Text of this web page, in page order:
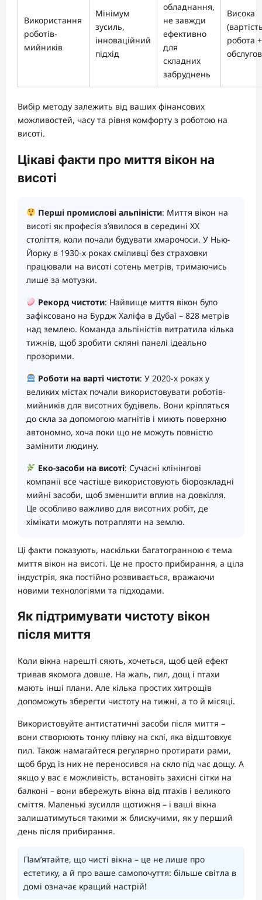
Використання
роботів-
мийників
Мінімум
зусиль,
інноваційний
підхід
обладнання,
не завжди
ефективно
для
складних
забруднень
Висока
робота +
Вибір методу залежить від ваших фінансових
можливостей, часу та рівня комфорту з роботою на
висоті.
Цікаві факти про миття вікон на
висоті
Перші промислові альпіністи: Миття вікон на
висоті як професія з’явилося в середині XX
століття, коли почали будувати хмарочоси. У Нью-
Йорку в 1930-х роках сміливці без страховки
працювали на висоті сотень метрів, тримаючись
лише за мотузки.
Рекорд чистоти: Найвище миття вікон було
зафіксовано на Бурдж Халіфа в Дубаї – 828 метрів
над землею. Команда альпіністів витратила кілька
тижнів, щоб зробити скляні панелі ідеально
прозорими.
Роботи на варті чистоти: У 2020-х роках у
великих містах почали використовувати роботів-
мийників для висотних будівель. Вони кріпляться
до скла за допомогою магнітів і миють поверхню
автономно, хоча поки що не можуть повністю
замінити людину.
Еко-засоби на висоті: Сучасні клінінгові
компанії все частіше використовують біорозкладні
мийні засоби, щоб зменшити вплив на довкілля.
Це особливо важливо для висотних робіт, де
хімікати можуть потрапляти на землю.
Ці факти показують, наскільки багатогранною є тема
миття вікон на висоті. Це не просто прибирання, а ціла
індустрія, яка постійно розвивається, вражаючи
новими технологіями та підходами.
Як підтримувати чистоту вікон
після миття
Коли вікна нарешті сяють, хочеться, щоб цей ефект
тривав якомога довше. На жаль, пил, дощ і птахи
мають інші плани. Але кілька простих хитрощів
допоможуть зберегти чистоту на тижні, а то й місяці.
Використовуйте антистатичні засоби після миття –
вони створюють тонку плівку на склі, яка відштовхує
пил. Також намагайтеся регулярно протирати рами,
щоб бруд із них не переносився на скло під час дощу. А
якщо у вас є можливість, встановіть захисні сітки на
балконі – вони вбережуть вікна від птахів і великого
сміття. Маленькі зусилля щотижня – і ваші вікна
залишатимуться такими ж блискучими, як у перший
день після прибирання.
Пам’ятайте, що чисті вікна – це не лише про
естетику, а й про ваше самопочуття: більше світла в
домі означає кращий настрій!